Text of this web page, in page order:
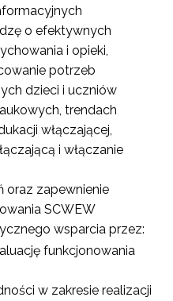
o efektywnych
i opieki,
potrzeb
dzieci i uczniów
trendach
włączającej,
i włączanie
oraz zapewnienie
SCWEW
wsparcia przez:
funkcjonowania
w zakresie realizacji